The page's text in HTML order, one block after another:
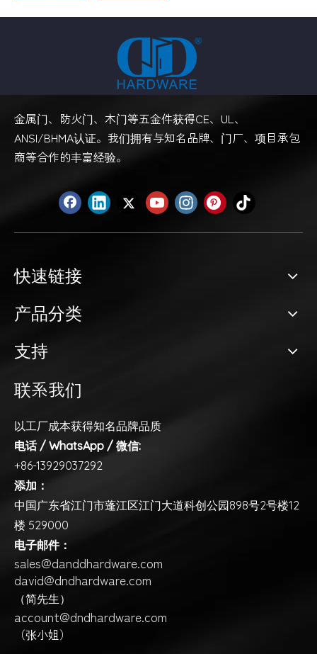
金属门、防火门、木门等五金件获得CE、UL、
ANSI/BHMA认证。我们拥有与知名品牌、门厂、项目承包
商等合作的丰富经验。
快速链接
产品分类
支持
联系我们
以工厂成本获得知名品牌品质
电话 / WhatsApp / 微信:
+86-13929037292
添加：
中国广东省江门市蓬江区江门大道科创公园898号2号楼12
楼 529000
电子邮件：
sales@danddhardware.com
david@dndhardware.com
（简先生）
account@dndhardware.com
（张小姐）